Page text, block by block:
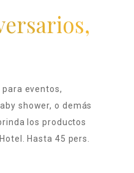
eventos,
shower, o demás
los productos
Hasta 45 pers.